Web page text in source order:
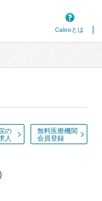
Calooとは
の
人
無料医療機関
会員登録